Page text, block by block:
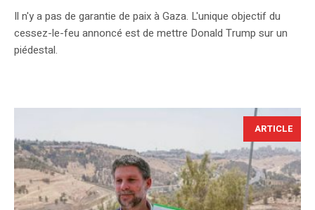
Il n'y a pas de garantie de paix à Gaza. L'unique objectif du
cessez-le-feu annoncé est de mettre Donald Trump sur un
piédestal.
ARTICLE